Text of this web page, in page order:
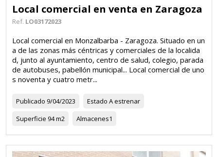
Local comercial en venta en Zaragoza
Ref. LO03172023
Local comercial en Monzalbarba - Zaragoza. Situado en un
a de las zonas más céntricas y comerciales de la localida
d, junto al ayuntamiento, centro de salud, colegio, parada
de autobuses, pabellón municipal... Local comercial de uno
s noventa y cuatro metr...
Publicado 9/04/2023 Estado A estrenar
Superficie 94 m2 Almacenes1